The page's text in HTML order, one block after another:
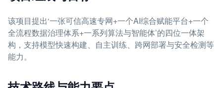
该项目提出‘一张可信高速专网+一个AI综合赋能平台+一个
全流程数据治理体系+一系列算法与智能体’的四位一体架
构，支持模型快速构建、自主训练、跨网部署与安全检测等
能力。